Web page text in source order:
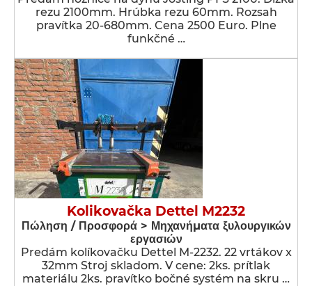
rezu 2100mm. Hrúbka rezu 60mm. Rozsah
pravítka 20-680mm. Cena 2500 Euro. Plne
funkčné …
Kolikovačka Dettel M2232
Πώληση / Προσφορά > Μηχανήματα ξυλουργικών
εργασιών
Predám kolíkovačku Dettel M-2232. 22 vrtákov x
32mm Stroj skladom. V cene: 2ks. prítlak
materiálu 2ks. pravítko bočné systém na skru …